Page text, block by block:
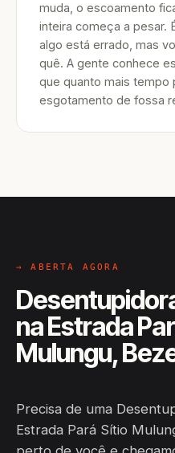
muda, o escoamento
inteira começa a pesar.
algo está errado, mas
quê. A gente conhece
que quanto mais tempo
esgotamento de fossa
→ ABERTA AGORA
na Estrada
Mulungu,
Precisa de uma
Estrada Pará Sítio